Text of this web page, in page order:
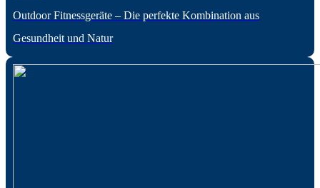
Outdoor Fitnessgeräte – Die perfekte Kombination aus
Gesundheit und Natur